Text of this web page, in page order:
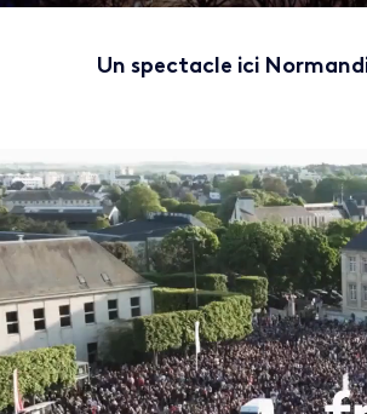
Un spectacle ici
file